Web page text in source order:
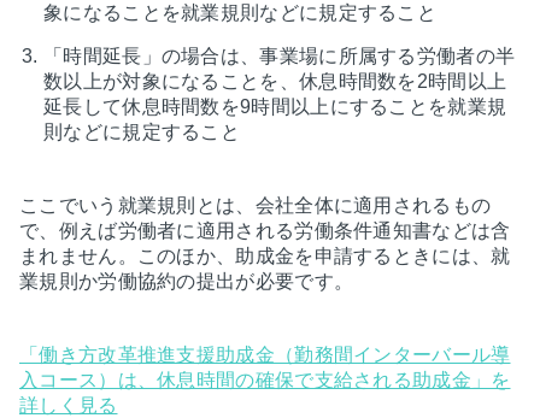
象になることを就業規則などに規定すること
「時間延長」の場合は、事業場に所属する労働者の半
数以上が対象になることを、休息時間数を2時間以上
延長して休息時間数を9時間以上にすることを就業規
則などに規定すること
ここでいう就業規則とは、会社全体に適用されるもの
で、例えば労働者に適用される労働条件通知書などは含
まれません。このほか、助成金を申請するときには、就
業規則か労働協約の提出が必要です。
「働き方改革推進支援助成金（勤務間インターバール導
入コース）は、休息時間の確保で支給される助成金」を
詳しく見る